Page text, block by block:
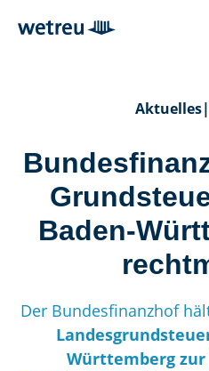
Aktuelles|
Baden-
Der Bundesfinanzhof
Württemberg